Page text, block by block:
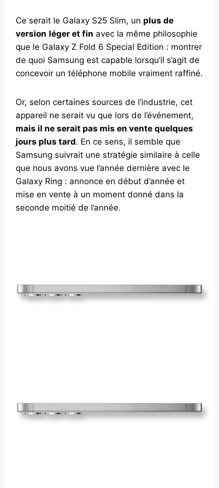
Ce serait le Galaxy S25 Slim, un plus de
version léger et fin avec la même philosophie
que le Galaxy Z Fold 6 Special Edition : montrer
de quoi Samsung est capable lorsqu’il s’agit de
concevoir un téléphone mobile vraiment raffiné.
Or, selon certaines sources de l’industrie, cet
appareil ne serait vu que lors de l’événement,
mais il ne serait pas mis en vente quelques
jours plus tard. En ce sens, il semble que
Samsung suivrait une stratégie similaire à celle
que nous avons vue l’année dernière avec le
Galaxy Ring : annonce en début d’année et
mise en vente à un moment donné dans la
seconde moitié de l’année.